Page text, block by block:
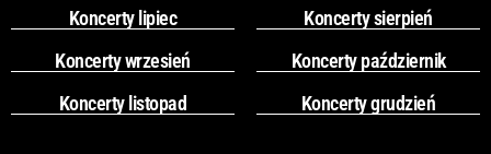
Koncerty lipiec
Koncerty sierpień
Koncerty wrzesień
Koncerty październik
Koncerty listopad
Koncerty grudzień